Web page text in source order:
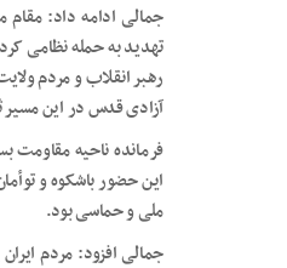
جمالی ادامه داد:
تهدید به حمله نظامی
رهبر انقلاب و مردم
آزادی قدس در این مسیر
فرمانده ناحیه
این حضور باشکوه و
ملی و حماسی بود.
جمالی افزود: مردم